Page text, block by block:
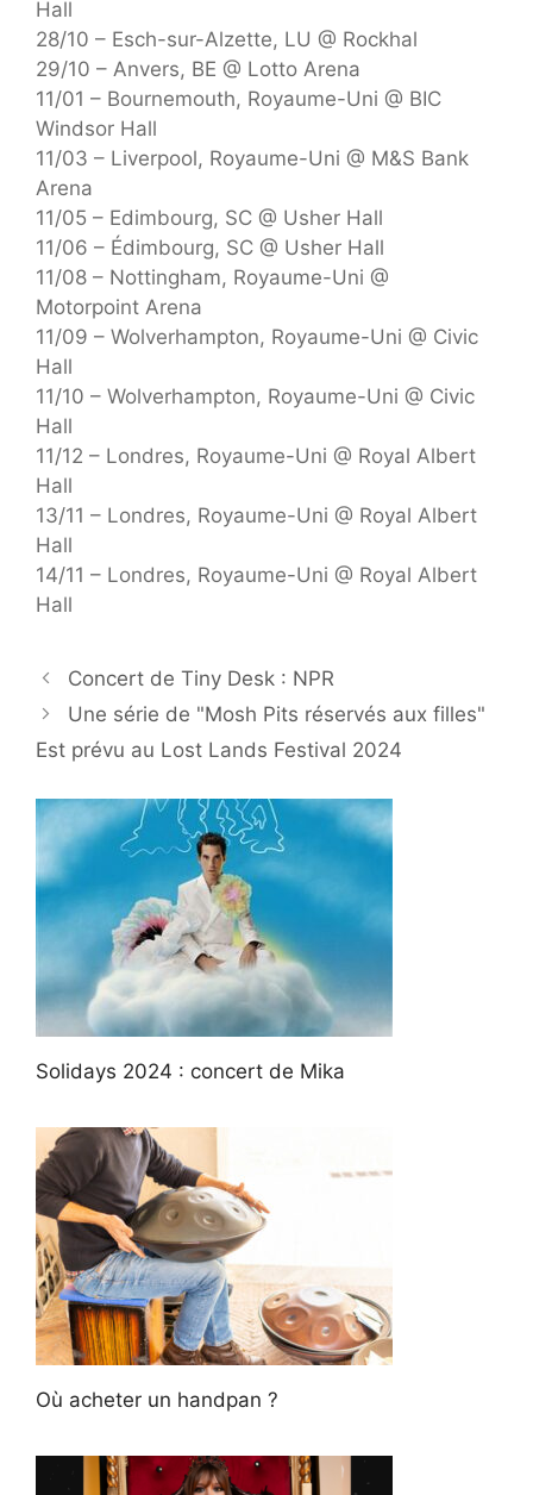
Hall
28/10 – Esch-sur-Alzette, LU @ Rockhal
29/10 – Anvers, BE @ Lotto Arena
11/01 – Bournemouth, Royaume-Uni @ BIC
Windsor Hall
11/03 – Liverpool, Royaume-Uni @ M&S Bank
Arena
11/05 – Edimbourg, SC @ Usher Hall
11/06 – Édimbourg, SC @ Usher Hall
11/08 – Nottingham, Royaume-Uni @
Motorpoint Arena
11/09 – Wolverhampton, Royaume-Uni @ Civic
Hall
11/10 – Wolverhampton, Royaume-Uni @ Civic
Hall
11/12 – Londres, Royaume-Uni @ Royal Albert
Hall
13/11 – Londres, Royaume-Uni @ Royal Albert
Hall
14/11 – Londres, Royaume-Uni @ Royal Albert
Hall
Concert de Tiny Desk : NPR
Une série de "Mosh Pits réservés aux filles"
Est prévu au Lost Lands Festival 2024
Solidays 2024 : concert de Mika
Où acheter un handpan ?